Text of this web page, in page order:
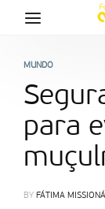
MUNDO
para
BY FÁTIMA